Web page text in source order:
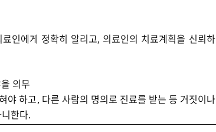
인에게 정확히 알리고, 의료인의 치료계획을 신뢰하
의무
야 하고, 다른 사람의 명의로 진료를 받는 등 거짓이나
한다.